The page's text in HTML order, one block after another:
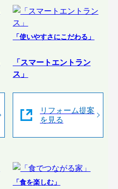
「使いやすさにこだわる」
「スマートエントラン
ス」
リフォーム提案
を見る
「食を楽しむ」